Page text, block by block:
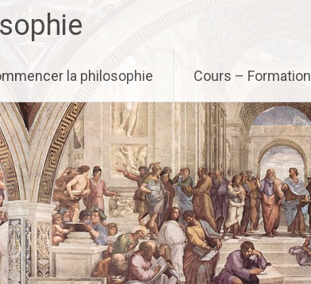
la philosophie Cours – Formation